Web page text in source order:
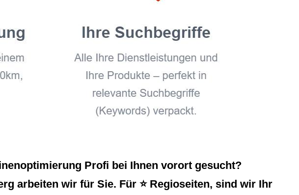
Profi bei Ihnen vorort gesucht?
arbeiten wir für Sie. Für ⭐ Regioseiten, sind wir Ihr